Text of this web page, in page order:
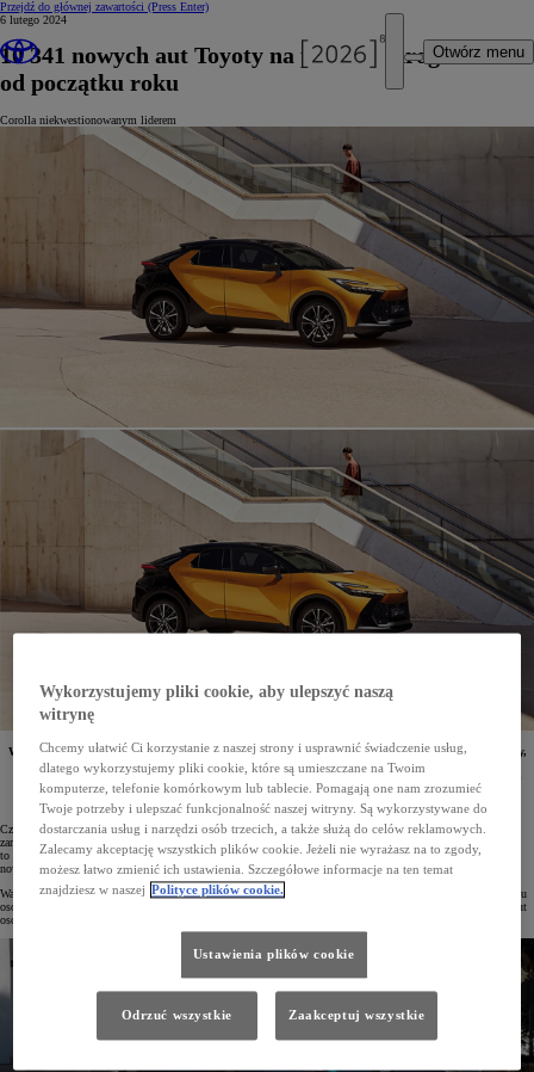
Przejdź do głównej zawartości (Press Enter)
Otwórz menu
6 lutego 2024
10 341 nowych aut Toyoty na polskich drogach
od początku roku
Corolla niekwestionowanym liderem
W styczniu 2024 roku w Polsce zarejestrowano 10 341 samochodów osobowych i dostawczych Toyoty,
o 24% więcej niż w tym samym okresie roku ubiegłego. Toyota zajęła czołową pozycję zarówno
na rynku flotowym, jak i wśród klientów indywidualnych. Najpopularniejszym modelem w Polsce
pozostaje Corolla. Modele Aygo X, Yaris, Yaris Cross, Corolla, Toyota C-HR i Camry są liderami
w swoich segmentach.
Czwarty rok z rzędu Toyota rozpoczyna jako lider polskiego rynku motoryzacyjnego. W styczniu br.
zarejestrowano 10 341 samochodów osobowych i dostawczych marki. Jest to wynik o 24% lepszy niż miało
to miejsce w pierwszym miesiącu ubiegłego roku. Udział marki w rynku wzrósł do 21,8%. Obecnie co piąte
nowe auto, które wyjeżdża na polskie drogi, to właśnie Toyota.
Warto podkreślić, że Toyota dominuje zarówno wśród klientów indywidualnych, jak i wśród firm. W styczniu
osoby prywatne zarejestrowały 3309 pojazdów marki (22% wzrostu), a do klientów flotowych trafiło 7032 aut
osobowych i dostawczych (25% wzrostu).
Wykorzystujemy pliki cookie, aby ulepszyć naszą
witrynę
Chcemy ułatwić Ci korzystanie z naszej strony i usprawnić świadczenie usług,
dlatego wykorzystujemy pliki cookie, które są umieszczane na Twoim
komputerze, telefonie komórkowym lub tablecie. Pomagają one nam zrozumieć
Twoje potrzeby i ulepszać funkcjonalność naszej witryny. Są wykorzystywane do
dostarczania usług i narzędzi osób trzecich, a także służą do celów reklamowych.
Zalecamy akceptację wszystkich plików cookie. Jeżeli nie wyrażasz na to zgody,
możesz łatwo zmienić ich ustawienia. Szczegółowe informacje na ten temat
znajdziesz w naszej Polityce plików cookie.
Ustawienia plików cookie
Odrzuć wszystkie Zaakceptuj wszystkie